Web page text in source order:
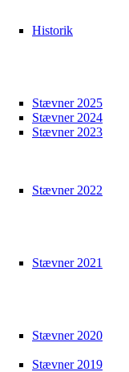
Historik
Stævner 2025
Stævner 2024
Stævner 2023
Stævner 2022
Stævner 2021
Stævner 2020
Stævner 2019